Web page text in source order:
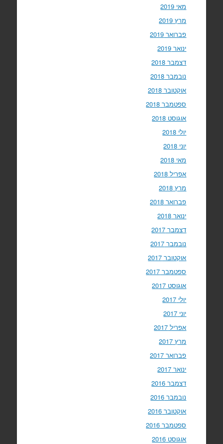
מאי 2019
מרץ 2019
פברואר 2019
ינואר 2019
דצמבר 2018
נובמבר 2018
אוקטובר 2018
ספטמבר 2018
אוגוסט 2018
יולי 2018
יוני 2018
מאי 2018
אפריל 2018
מרץ 2018
פברואר 2018
ינואר 2018
דצמבר 2017
נובמבר 2017
אוקטובר 2017
ספטמבר 2017
אוגוסט 2017
יולי 2017
יוני 2017
אפריל 2017
מרץ 2017
פברואר 2017
ינואר 2017
דצמבר 2016
נובמבר 2016
אוקטובר 2016
ספטמבר 2016
אוגוסט 2016